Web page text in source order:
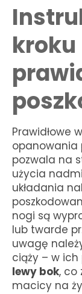
Prawidłowe
opanowania
pozwala na
użycia
układania
nogi są
lub twarde
uwagę
ciąży – w
lewy bok, co
macicy na